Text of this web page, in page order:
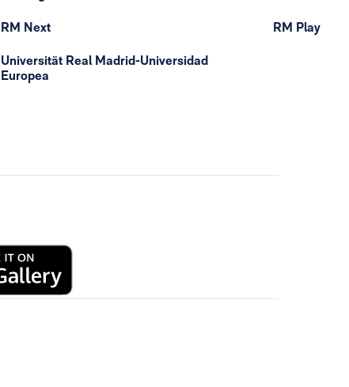
RM Next
Universität Real Madrid-Universidad
Europea
RM Play